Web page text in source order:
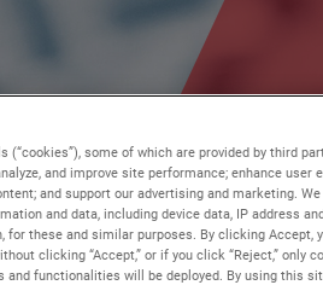
some of which are provided by third
and improve site performance; enhance user
and support our advertising and marketing.
and data, including device data, IP address
for these and similar purposes. By clicking Accept,
clicking “Accept,” or if you click “Reject,” only
and functionalities will be deployed. By using this